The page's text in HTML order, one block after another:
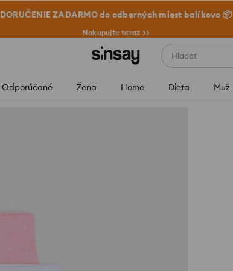
DORUČENIE ZADARMO do odberných miest balíkovo 📦
Nakupujte teraz >>
Hľadať
Odporúčané Žena Home Dieťa Muž